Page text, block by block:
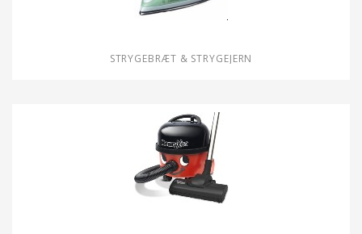
STRYGEBRÆT & STRYGEJERN